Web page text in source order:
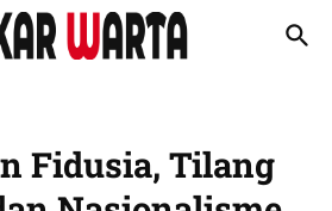
Fidusia, Tilang